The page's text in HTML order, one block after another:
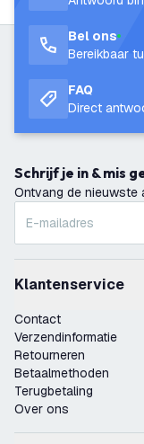
Bel ons
Bereikbaar
FAQ
Direct
Schrijf je in & mis
Ontvang de nieuwste
Klantenservice
Contact
Verzendinformatie
Retourneren
Betaalmethoden
Terugbetaling
Over ons